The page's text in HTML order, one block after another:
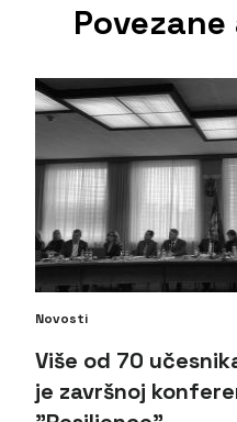
Novosti
Više od 70
je završnoj